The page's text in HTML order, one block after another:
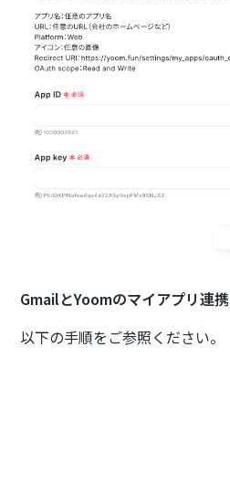
GmailとYoomのマイアプリ連携
以下の手順をご参照ください。